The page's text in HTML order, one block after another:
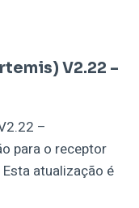
V2.22 –
–
para o receptor
Esta atualização é